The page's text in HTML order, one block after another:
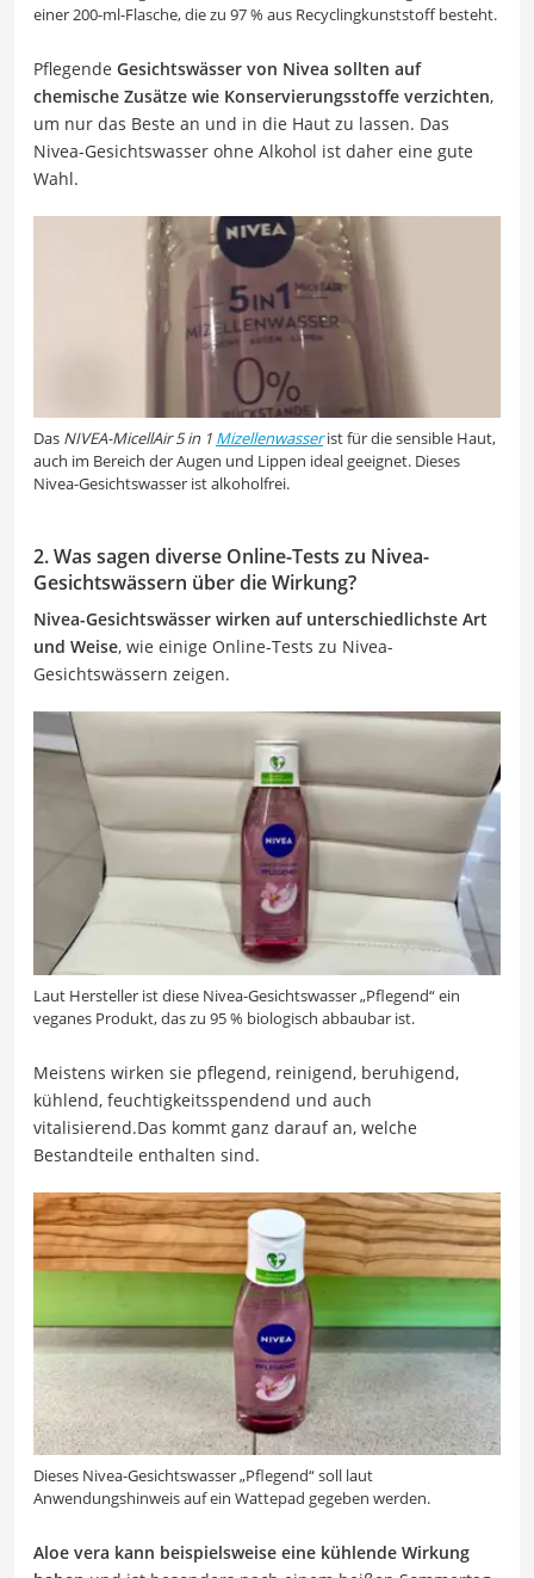
einer 200-ml-Flasche, die zu 97 % aus Recyclingkunststoff besteht.
Pflegende Gesichtswässer von Nivea sollten auf
chemische Zusätze wie Konservierungsstoffe verzichten,
um nur das Beste an und in die Haut zu lassen. Das
Nivea-Gesichtswasser ohne Alkohol ist daher eine gute
Wahl.
Das NIVEA-MicellAir 5 in 1 Mizellenwasserist für die sensible Haut,
auch im Bereich der Augen und Lippen ideal geeignet. Dieses
Nivea-Gesichtswasser ist alkoholfrei.
2. Was sagen diverse Online-Tests zu Nivea-
Gesichtswässern über die Wirkung?
Nivea-Gesichtswässer wirken auf unterschiedlichste Art
und Weise, wie einige Online-Tests zu Nivea-
Gesichtswässern zeigen.
Laut Hersteller ist diese Nivea-Gesichtswasser „Pflegend“ ein
veganes Produkt, das zu 95 % biologisch abbaubar ist.
Meistens wirken sie pflegend, reinigend, beruhigend,
kühlend, feuchtigkeitsspendend und auch
vitalisierend.Das kommt ganz darauf an, welche
Bestandteile enthalten sind.
Dieses Nivea-Gesichtswasser „Pflegend“ soll laut
Anwendungshinweis auf ein Wattepad gegeben werden.
Aloe vera kann beispielsweise eine kühlende Wirkung